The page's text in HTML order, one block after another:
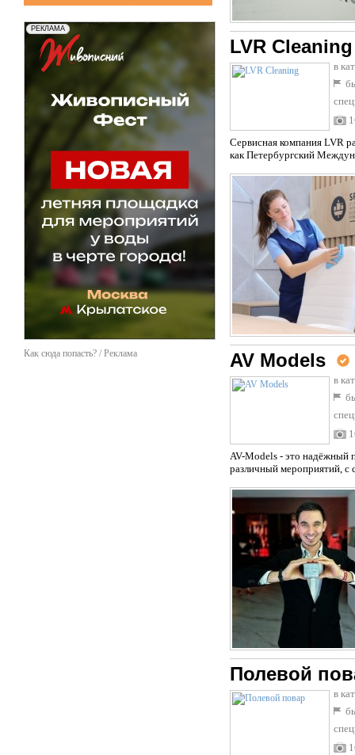
Как сюда попасть? / Реклама
LVR Cleaning
в
Сервисная компания LVR
как Петербургский
AV Models
в
AV-Models - это надёжный
различный мероприятий, с
Полевой
в